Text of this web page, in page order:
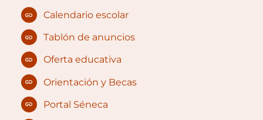
Calendario escolar
Tablón de anuncios
Oferta educativa
Orientación y Becas
Portal Séneca